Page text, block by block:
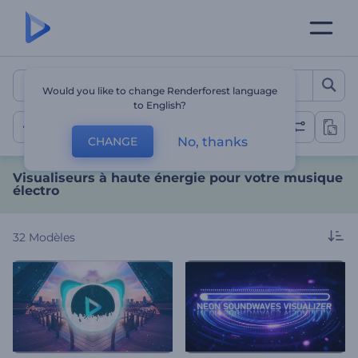
Visualiseurs à haute
Énergie électro
Visualiseurs à haute énergie pour votre musique
électro
32 Modèles
Would you like to change Renderforest language
to English?
CHANGE No, thanks